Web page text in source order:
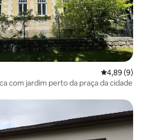
4,89 de uma
4,89 (9)
com jardim perto da praça da cidade